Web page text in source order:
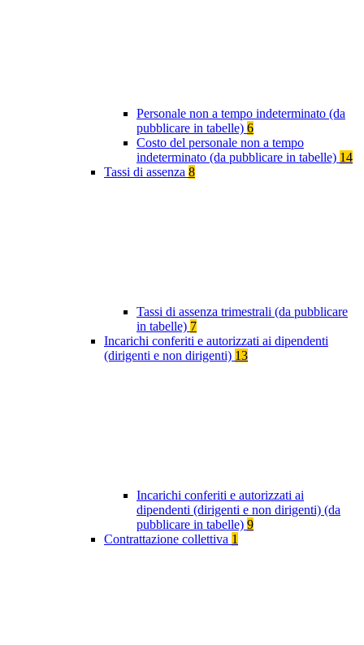
Personale non a tempo indeterminato (da
pubblicare in tabelle) 6
Costo del personale non a tempo
indeterminato (da pubblicare in tabelle) 14
Tassi di assenza 8
Tassi di assenza trimestrali (da pubblicare
in tabelle) 7
Incarichi conferiti e autorizzati ai dipendenti
(dirigenti e non dirigenti) 13
Incarichi conferiti e autorizzati ai
dipendenti (dirigenti e non dirigenti) (da
pubblicare in tabelle) 9
Contrattazione collettiva 1